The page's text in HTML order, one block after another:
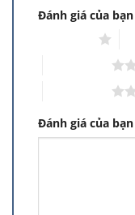
Đánh giá của bạn
Đánh giá của bạn